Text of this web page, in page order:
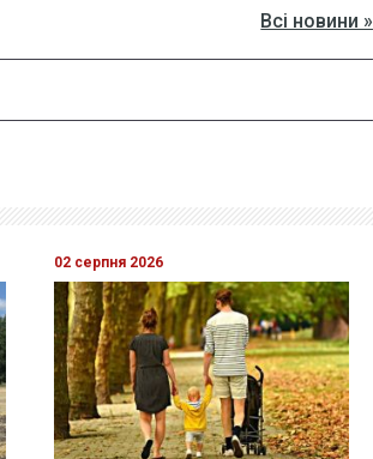
Всі новини »
02 серпня 2026